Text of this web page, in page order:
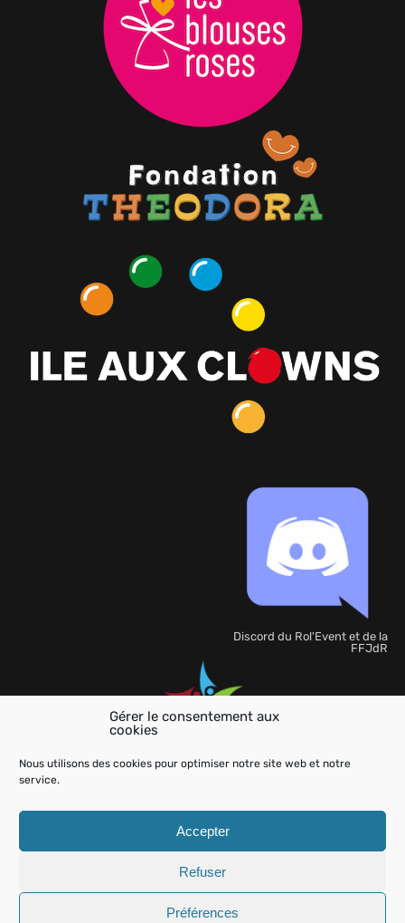
Gérer le consentement aux
cookies
Nous utilisons des cookies pour optimiser notre site web et notre
service.
Accepter
Refuser
Préférences
Discord du Rol'Event et de la
FFJdR
de
l'événement
nous
Rol'event- All Rights Reserved